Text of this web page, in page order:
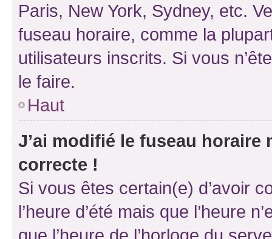
Paris, New York, Sydney, etc.
fuseau horaire, comme la
utilisateurs inscrits. Si vous
le faire.
Haut
J’ai modifié le fuseau horaire
correcte !
Si vous êtes certain(e) d’avoir
l’heure d’été mais que l’heure